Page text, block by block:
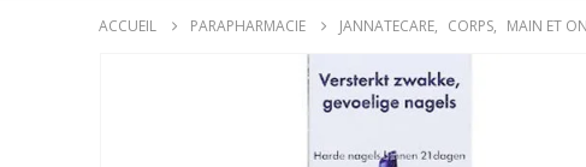
ACCUEIL PARAPHARMACIE JANNATECARE, CORPS, MAIN ET